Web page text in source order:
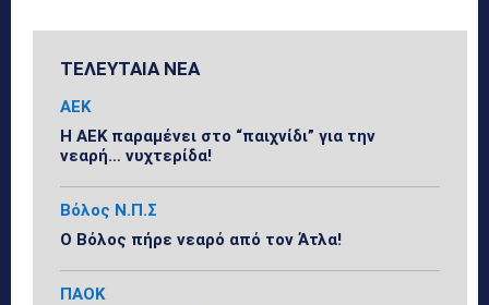
ΤΕΛΕΥΤΑΙΑ ΝΕΑ
ΑΕΚ
Η ΑΕΚ παραμένει στο “παιχνίδι” για την
νεαρή… νυχτερίδα!
Βόλος Ν.Π.Σ
Ο Βόλος πήρε νεαρό από τον Άτλα!
ΠΑΟΚ